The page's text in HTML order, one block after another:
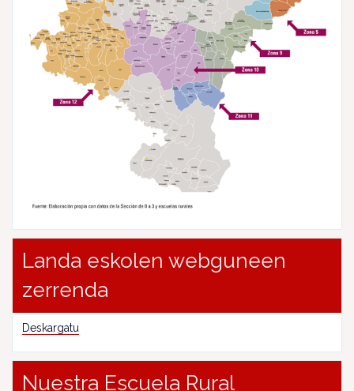
Landa eskolen webguneen
zerrenda
Deskargatu
Nuestra Escuela Rural